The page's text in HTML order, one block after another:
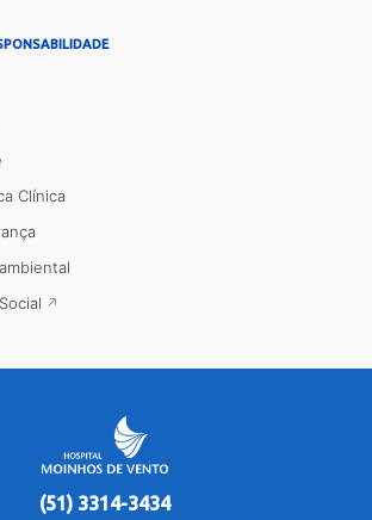
Clínica
(51) 3314-3434